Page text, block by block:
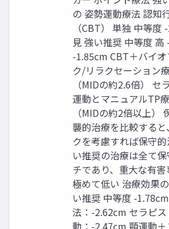
の 姿勢運動療法 認知
（CBT） 単独 中等度
⾒ 強い推奨 中等度 ⾼
-1.85cm CBT＋バイ
ク/リラクセーション
（MIDの約2.6倍） セ
運動とマニュアルTP
（MIDの約2倍以上）
襲的治療を⽐較する
クを考慮すれば保守
い推奨の治療は全て
チであり、重⼤な有
極めて低い 治療効果
い推奨 中等度 -
法：-2.62cm セラピ
動：-2.47cm 顎運動